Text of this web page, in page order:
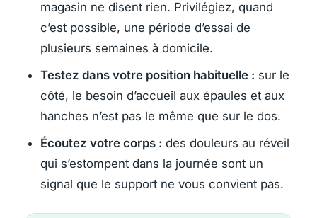
magasin ne disent rien. Privilégiez, quand
c’est possible, une période d’essai de
plusieurs semaines à domicile.
Testez dans votre position habituelle : sur le
côté, le besoin d’accueil aux épaules et aux
hanches n’est pas le même que sur le dos.
Écoutez votre corps : des douleurs au réveil
qui s’estompent dans la journée sont un
signal que le support ne vous convient pas.